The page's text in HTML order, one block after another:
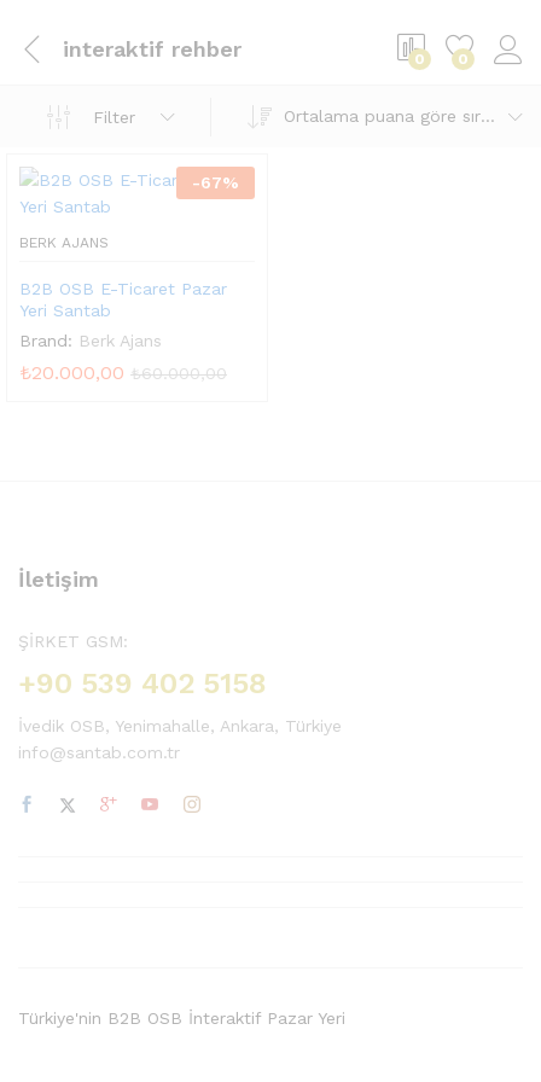
interaktif rehber 0 0
Filter Ortalama puana göre sırala
-67%
BERK AJANS
B2B OSB E-Ticaret Pazar
Yeri Santab
Brand: Berk Ajans
₺20.000,00 ₺60.000,00
İletişim
ŞİRKET GSM:
+90 539 402 5158
İvedik OSB, Yenimahalle, Ankara, Türkiye
info@santab.com.tr
Türkiye'nin B2B OSB İnteraktif Pazar Yeri